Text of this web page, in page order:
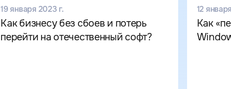
19 января 2023 г.
Как бизнесу без сбоев и потерь
перейти на отечественный софт?
12
Как